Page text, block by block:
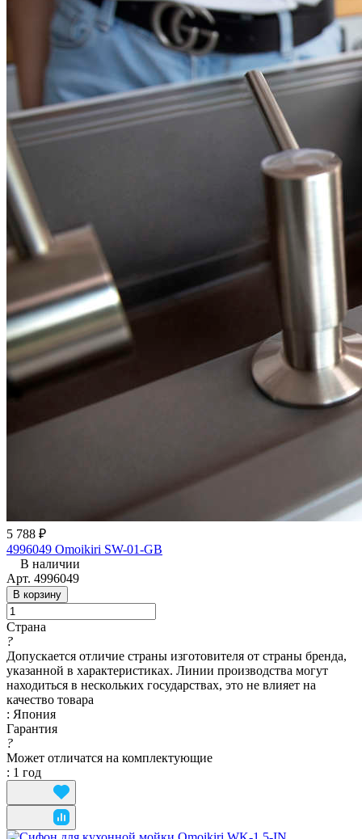
5 788 ₽
4996049 Omoikiri SW-01-GB
В наличии
Арт. 4996049
В корзину
Страна
?
Допускается отличие страны изготовителя от страны бренда,
указанной в характеристиках. Линии производства могут
находиться в нескольких государствах, это не влияет на
качество товара
: Япония
Гарантия
?
Может отличатся на комплектующие
: 1 год